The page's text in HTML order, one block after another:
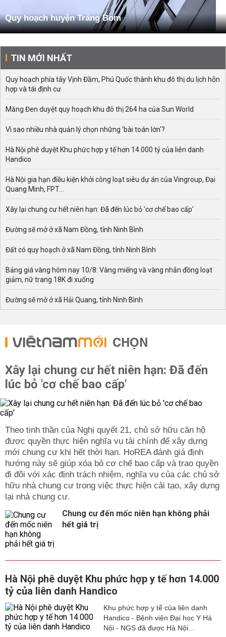
Quy hoạch huyện Trảng Bom
TIN MỚI NHẤT
Quy hoạch phía tây Vịnh Đầm, Phú Quốc thành khu đô thị du lịch hỗn
hợp và tái định cư
Măng Đen duyệt quy hoạch khu đô thị 264 ha của Sun World
Vì sao nhiều nhà quản lý chọn những 'bài toán lớn'?
Hà Nội phê duyệt Khu phức hợp y tế hơn 14.000 tỷ của liên danh
Handico
Hà Nội gia hạn điều kiện khởi công loạt siêu dự án của Vingroup, Đại
Quang Minh, FPT...
Xây lại chung cư hết niên hạn: Đã đến lúc bỏ 'cơ chế bao cấp'
Đường sẽ mở ở xã Nam Đồng, tỉnh Ninh Bình
Đất có quy hoạch ở xã Nam Đồng, tỉnh Ninh Bình
Bảng giá vàng hôm nay 10/8: Vàng miếng và vàng nhẫn đồng loạt
giảm, nữ trang 18K đi xuống
Đường sẽ mở ở xã Hải Quang, tỉnh Ninh Bình
CHỌN
Xây lại chung cư hết niên hạn: Đã đến
lúc bỏ 'cơ chế bao cấp'
Theo tinh thần của Nghị quyết 21, chủ sở hữu căn hộ
được quyền thực hiện nghĩa vụ tài chính để xây dựng
mới chung cư khi hết thời hạn. HoREA đánh giá định
hướng này sẽ giúp xóa bỏ cơ chế bao cấp và trao quyền
đi đôi với xác định trách nhiệm, nghĩa vụ của các chủ sở
hữu nhà chung cư trong việc thực hiện cải tạo, xây dựng
lại nhà chung cư.
Chung cư đến mốc niên hạn không phải
hết giá trị
Hà Nội phê duyệt Khu phức hợp y tế hơn 14.000
tỷ của liên danh Handico
Khu phức hợp y tế của liên danh
Handico - Bệnh viện Đại học Y Hà
Nội - NGS đã được Hà Nội...